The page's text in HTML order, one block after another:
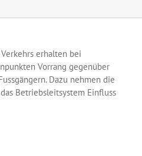
erhalten bei
Vorrang gegenüber
Dazu nehmen die
Betriebsleitsystem Einfluss